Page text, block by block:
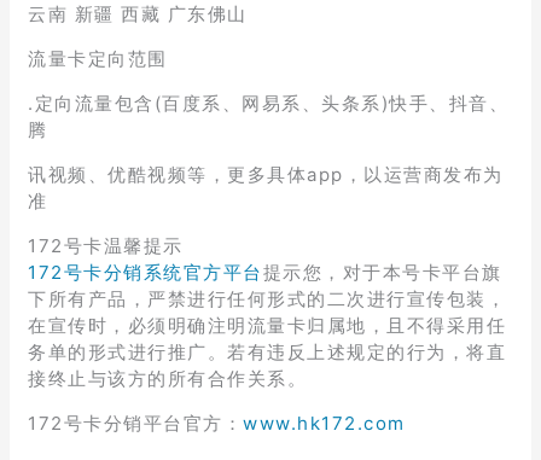
云南 新疆 西藏 广东佛山
流量卡定向范围
.定向流量包含(百度系、网易系、头条系)快手、抖音、
腾
讯视频、优酷视频等，更多具体app，以运营商发布为
准
172号卡温馨提示
172号卡分销系统官方平台提示您，对于本号卡平台旗
下所有产品，严禁进行任何形式的二次进行宣传包装，
在宣传时，必须明确注明流量卡归属地，且不得采用任
务单的形式进行推广。若有违反上述规定的行为，将直
接终止与该方的所有合作关系。
172号卡分销平台官方：www.hk172.com